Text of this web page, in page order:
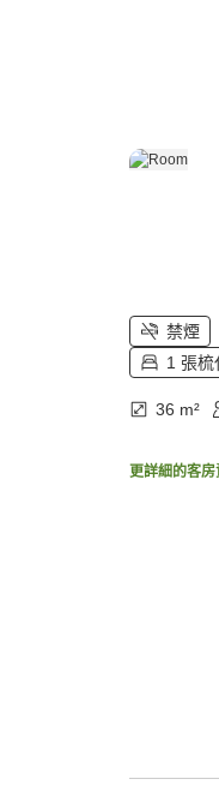
禁煙
1 張梳
36 m²
更詳細的客房